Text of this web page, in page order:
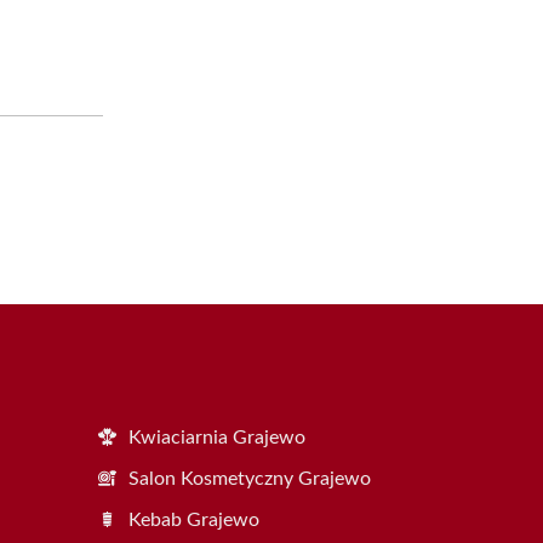
Kwiaciarnia Grajewo
Salon Kosmetyczny Grajewo
Kebab Grajewo